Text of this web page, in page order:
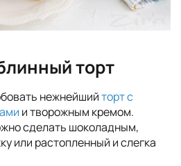
торт
нежнейшийторт с
и творожным кремом.
сделать шоколадным,
или растопленный и слегка